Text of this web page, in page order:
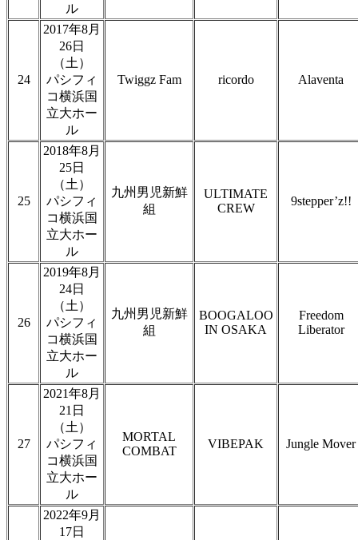
ル
24
2017年8月
26日
（土）
パシフィ
コ横浜国
立大ホー
ル
Twiggz Fam ricordo Alaventa
25
2018年8月
25日
（土）
パシフィ
コ横浜国
立大ホー
ル
九州男児新鮮
組
ULTIMATE
CREW
9stepper’z!!
26
2019年8月
24日
（土）
パシフィ
コ横浜国
立大ホー
ル
九州男児新鮮
組
BOOGALOO
IN OSAKA
Freedom
Liberator
27
2021年8月
21日
（土）
パシフィ
コ横浜国
立大ホー
ル
MORTAL
COMBAT
VIBEPAK Jungle Mover
2022年9月
17日